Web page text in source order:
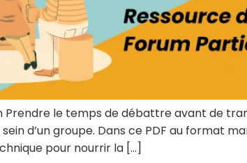
le temps de débattre avant de
d’un groupe. Dans ce PDF au format
pour nourrir la […]